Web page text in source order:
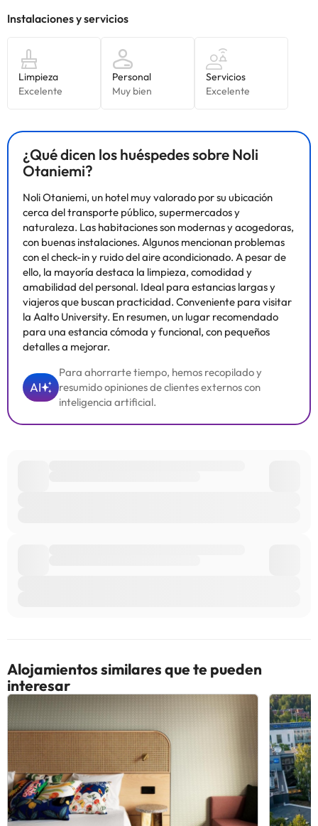
¿Qué dicen los huéspedes sobre Noli
Otaniemi?
Noli Otaniemi, un hotel muy valorado por su ubicación
cerca del transporte público, supermercados y
naturaleza. Las habitaciones son modernas y acogedoras,
con buenas instalaciones. Algunos mencionan problemas
con el check-in y ruido del aire acondicionado. A pesar de
ello, la mayoría destaca la limpieza, comodidad y
amabilidad del personal. Ideal para estancias largas y
viajeros que buscan practicidad. Conveniente para visitar
la Aalto University. En resumen, un lugar recomendado
para una estancia cómoda y funcional, con pequeños
detalles a mejorar.
AI
Para ahorrarte tiempo, hemos recopilado y
resumido opiniones de clientes externos con
inteligencia artificial.
Alojamientos similares que te pueden
interesar